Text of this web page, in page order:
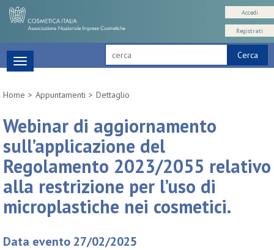
Cerca
Accedi
Registrati
Toggle
navigation
Home
Appuntamenti Dettaglio
Webinar di aggiornamento
sull’applicazione del
Regolamento 2023/2055 relativo
alla restrizione per l’uso di
microplastiche nei cosmetici.
Data evento 27/02/2025